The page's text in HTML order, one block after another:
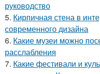
руководство
5. Кирпичная стена в
современного дизайна
6. Какие музеи можно
расслабления
7. Какие фестивали и